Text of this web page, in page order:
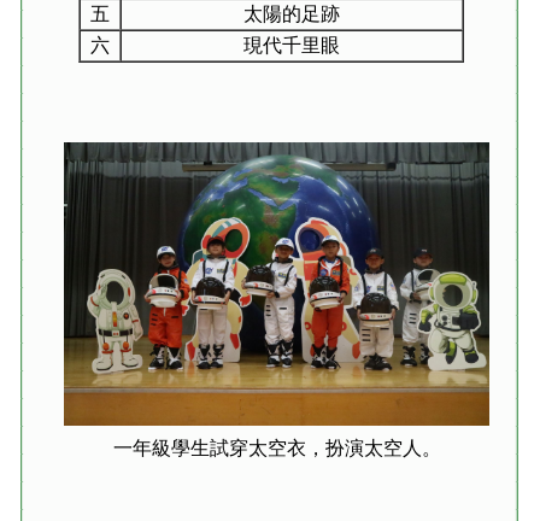
五
太陽的足跡
六
現代千里眼
一年級學生試穿太空衣，扮演太空人。